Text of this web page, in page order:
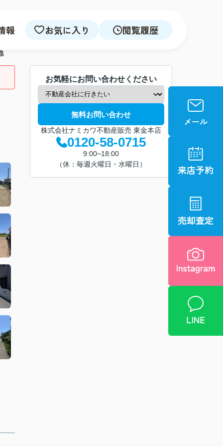
報 お気に入り 閲覧履歴
お気軽にお問い合わせください
無料お問い合わせ
株式会社ナミカワ不動産販売 東金本店
0120-58-0715
9:00~18:00
（休：毎週火曜日・水曜日）